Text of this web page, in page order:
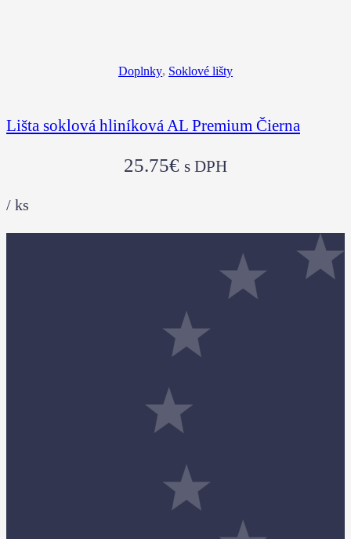
Doplnky, Soklové lišty
Lišta soklová hliníková AL Premium Čierna
25.75€ s DPH
/ ks